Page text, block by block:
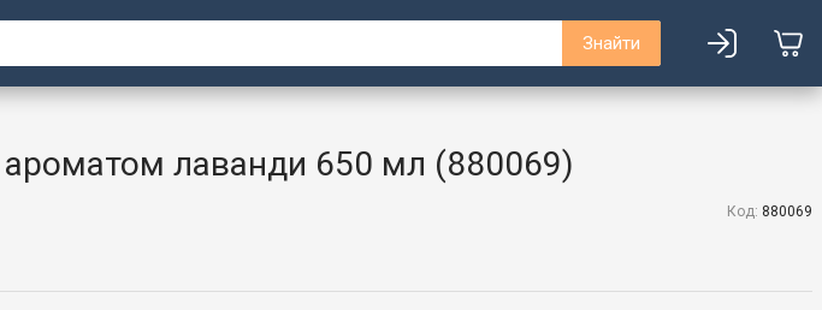
Знайти
ароматом лаванди 650 мл (880069)
Код: 880069